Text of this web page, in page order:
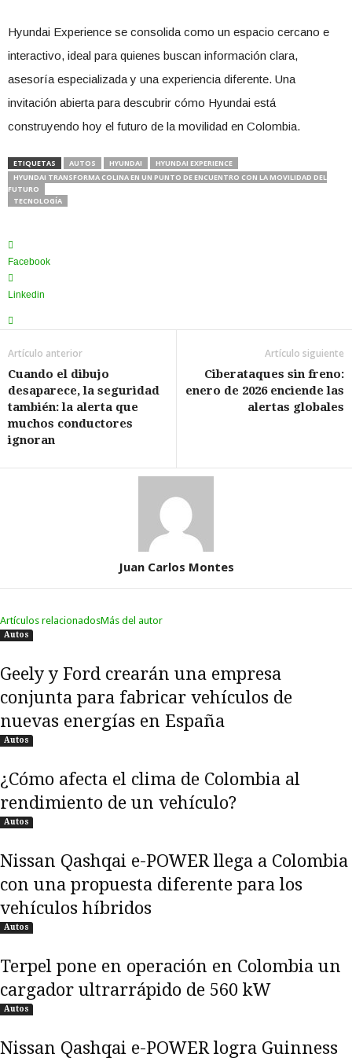
Hyundai Experience se consolida como un espacio cercano e
interactivo, ideal para quienes buscan información clara,
asesoría especializada y una experiencia diferente. Una
invitación abierta para descubrir cómo Hyundai está
construyendo hoy el futuro de la movilidad en Colombia.
ETIQUETAS AUTOS HYUNDAI
HYUNDAI EXPERIENCE
HYUNDAI TRANSFORMA COLINA EN UN PUNTO DE ENCUENTRO CON LA MOVILIDAD DEL
FUTURO
TECNOLOGÍA
Facebook
Linkedin
Artículo anterior
Cuando el dibujo
desaparece, la seguridad
también: la alerta que
muchos conductores
ignoran
Artículo siguiente
Ciberataques sin freno:
enero de 2026 enciende las
alertas globales
Juan Carlos Montes
Artículos relacionadosMás del autor
Autos
Geely y Ford crearán una empresa
conjunta para fabricar vehículos de
nuevas energías en España
Autos
¿Cómo afecta el clima de Colombia al
rendimiento de un vehículo?
Autos
Nissan Qashqai e-POWER llega a Colombia
con una propuesta diferente para los
vehículos híbridos
Autos
Terpel pone en operación en Colombia un
cargador ultrarrápido de 560 kW
Autos
Nissan Qashqai e-POWER logra Guinness